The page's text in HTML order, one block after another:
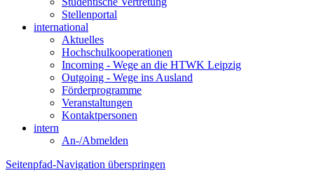
Stellenportal
international
Aktuelles
Hochschulkooperationen
Incoming - Wege an die HTWK Leipzig
Outgoing - Wege ins Ausland
Förderprogramme
Veranstaltungen
Kontaktpersonen
intern
An-/Abmelden
Seitenpfad-Navigation überspringen